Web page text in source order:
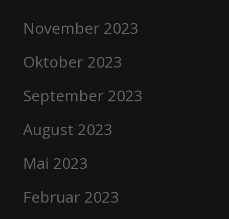
November 2023
Oktober 2023
September 2023
August 2023
Mai 2023
Februar 2023